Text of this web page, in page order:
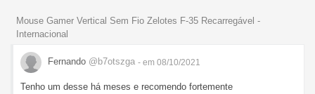
Mouse Gamer Vertical Sem Fio Zelotes F-35 Recarregável -
Internacional
Fernando @b7otszga - em 08/10/2021
Tenho um desse há meses e recomendo fortemente